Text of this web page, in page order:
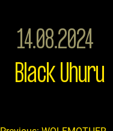
JOBS
MITGLIEDER-BEREICH
IMPRESSUM
14.08.2024
Black Uhuru